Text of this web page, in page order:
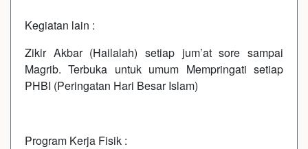
Kegiatan lain :
Zikir Akbar (Hailalah) setiap jum’at sore sampai
Magrib. Terbuka untuk umum Mempringati setiap
PHBI (Peringatan Hari Besar Islam)
Program Kerja Fisik :